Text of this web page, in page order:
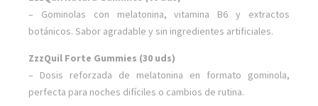
– Gominolas con melatonina, vitamina B6 y extractos
botánicos. Sabor agradable y sin ingredientes artificiales.
ZzzQuil Forte Gummies (30 uds)
– Dosis reforzada de melatonina en formato gominola,
perfecta para noches difíciles o cambios de rutina.